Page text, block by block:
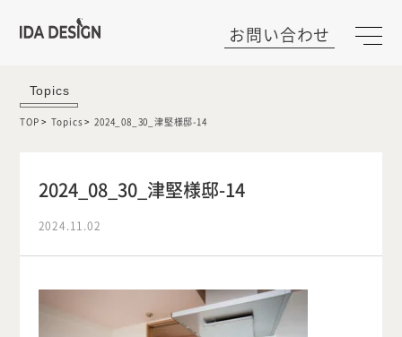
お問い合わせ
Topics
TOP Topics 2024_08_30_津堅様邸-14
2024_08_30_津堅様邸-14
2024.11.02